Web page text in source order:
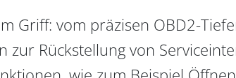
Griff: vom präzisen OBD2-
Rückstellung von